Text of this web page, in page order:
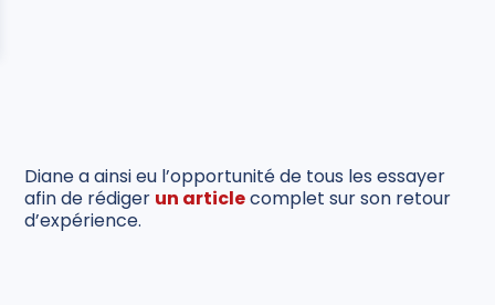
Diane a ainsi eu l’opportunité de tous les essayer
afin de rédiger un articlecomplet sur son retour
d’expérience.